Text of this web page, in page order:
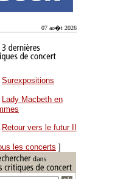
07 ao�t 2026
Surexpositions
Lady Macbeth en
Retour vers le futur II
les concerts ]